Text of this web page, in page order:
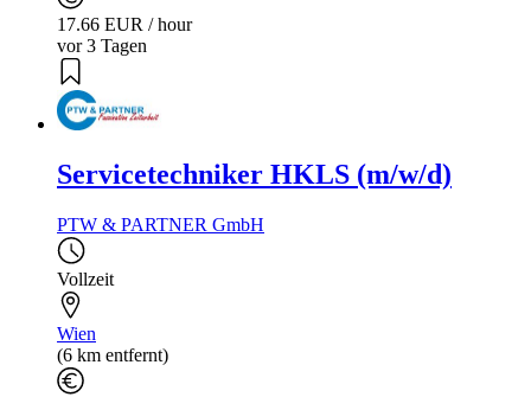
17.66 EUR / hour
vor 3 Tagen
Servicetechniker HKLS (m/w/d)
PTW & PARTNER GmbH
Vollzeit
Wien
(6 km entfernt)